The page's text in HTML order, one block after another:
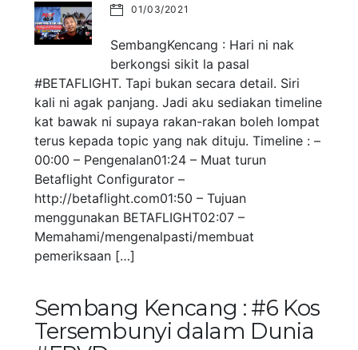
01/03/2021
SembangKencang : Hari ni nak
berkongsi sikit la pasal
#BETAFLIGHT. Tapi bukan secara detail. Siri
kali ni agak panjang. Jadi aku sediakan timeline
kat bawak ni supaya rakan-rakan boleh lompat
terus kepada topic yang nak dituju. Timeline : –
00:00 – Pengenalan01:24 – Muat turun
Betaflight Configurator –
http://betaflight.com01:50 – Tujuan
menggunakan BETAFLIGHT02:07 –
Memahami/mengenalpasti/membuat
pemeriksaan […]
Sembang Kencang : #6 Kos
Tersembunyi dalam Dunia